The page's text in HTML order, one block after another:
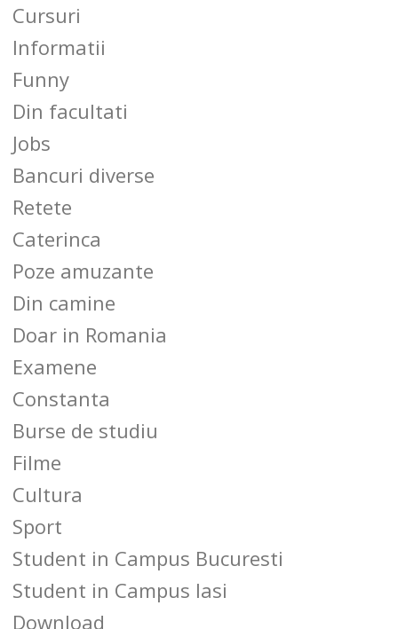
Cursuri
Informatii
Funny
Din facultati
Jobs
Bancuri diverse
Retete
Caterinca
Poze amuzante
Din camine
Doar in Romania
Examene
Constanta
Burse de studiu
Filme
Cultura
Sport
Student in Campus Bucuresti
Student in Campus Iasi
Download